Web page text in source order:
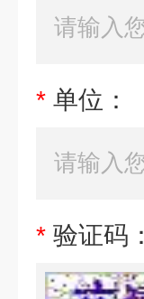
* 单位：
* 验证码：